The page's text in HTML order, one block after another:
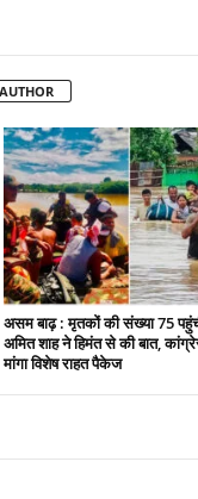
असम बाढ़ : मृतकों की संख्या 75
अमित शाह ने हिमंत से की बात,
मांगा विशेष राहत पैकेज